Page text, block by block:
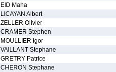
EID Maha
LICAYAN Albert
ZELLER Olivier
CRAMER Stephen
MOULLIER Igor
VAILLANT Stephane
GRETRY Patrice
CHERON Stephane